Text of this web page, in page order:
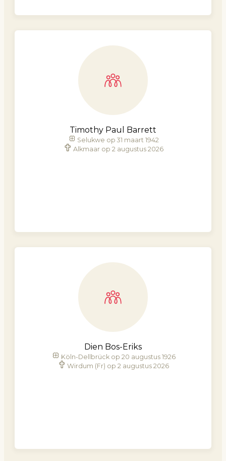
Timothy Paul Barrett
Selukwe op 31 maart 1942
Alkmaar op 2 augustus 2026
Dien Bos-Eriks
Köln-Dellbrück op 20 augustus 1926
Wirdum (Fr) op 2 augustus 2026